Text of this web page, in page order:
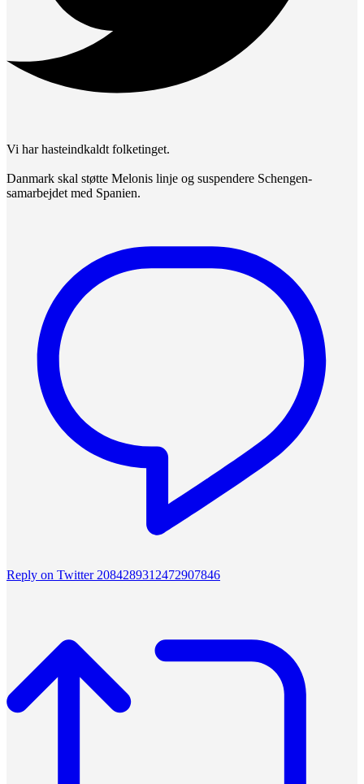
Vi har hasteindkaldt folketinget.
Danmark skal støtte Melonis linje og suspendere Schengen-
samarbejdet med Spanien.
Reply on Twitter 2084289312472907846